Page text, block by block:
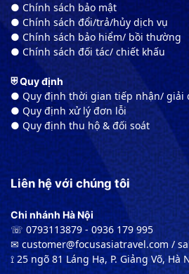
● Chính sách bảo mật
● Chính sách đổi/trả/hủy dịch vụ
● Chính sách bảo hiểm/ bồi thường
● Chính sách đối tác/ chiết khấu
⛨ Quy định
● Quy định thời gian tiếp nhận/ giải
● Quy định xử lý đơn lỗi
● Quy định thu hộ & đối soát
Liên hệ với chúng tôi
Chi nhánh Hà Nội
☏ 0793113879 - 0936 179 995
✉︎ customer@focusasiatravel.com /
⟟ 25 ngõ 81 Láng Hạ, P. Giảng Võ, Hà